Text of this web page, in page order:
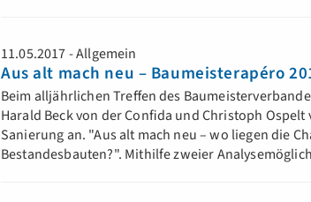
11.05.2017 - Allgemein
Aus alt mach neu – Baumeisterapéro
Beim alljährlichen Treﬀen des
Harald Beck von der Conﬁda und Christoph Ospelt
Sanierung an. "Aus alt mach neu – wo liegen die
Bestandesbauten?". Mithilfe zweier